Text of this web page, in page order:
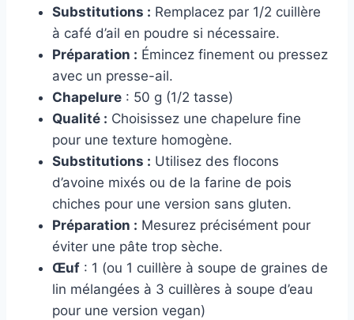
Substitutions : Remplacez par 1/2 cuillère
à café d’ail en poudre si nécessaire.
Préparation : Émincez finement ou pressez
avec un presse-ail.
Chapelure : 50 g (1/2 tasse)
Qualité : Choisissez une chapelure fine
pour une texture homogène.
Substitutions : Utilisez des flocons
d’avoine mixés ou de la farine de pois
chiches pour une version sans gluten.
Préparation : Mesurez précisément pour
éviter une pâte trop sèche.
Œuf : 1 (ou 1 cuillère à soupe de graines de
lin mélangées à 3 cuillères à soupe d’eau
pour une version vegan)